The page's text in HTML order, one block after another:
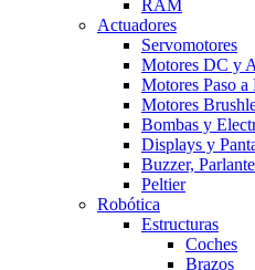
RAM
Actuadores
Servomotores
Motores DC y
Motores Paso
Motores
Bombas y
Displays y
Buzzer,
Peltier
Robótica
Estructuras
Coches
Brazos